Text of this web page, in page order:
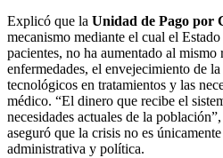
Explicó que la Unidad de Pago por
mecanismo mediante el cual el
pacientes, no ha aumentado al
enfermedades, el envejecimiento de
tecnológicos en tratamientos y las
médico. “El dinero que recibe el
necesidades actuales de la
aseguró que la crisis no es
administrativa y política.